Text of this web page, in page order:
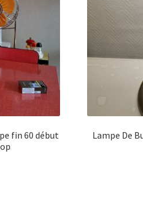
fin 60 début
Lampe De